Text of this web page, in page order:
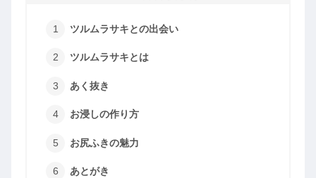
ツルムラサキとの出会い
ツルムラサキとは
あく抜き
お浸しの作り方
お尻ふきの魅力
あとがき